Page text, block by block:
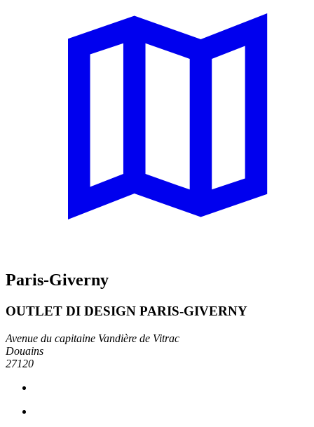
Paris-Giverny
OUTLET DI DESIGN PARIS-GIVERNY
Avenue du capitaine Vandière de Vitrac
Douains
27120